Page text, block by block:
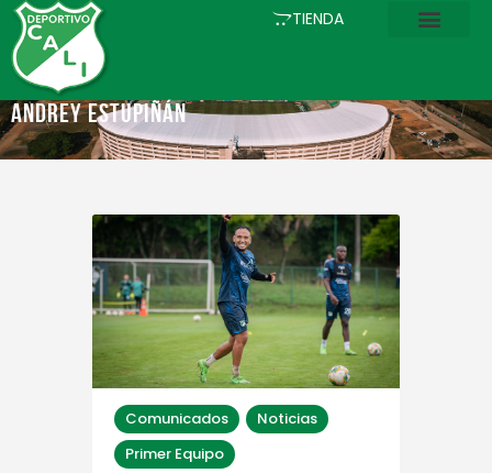
TIENDA
ANDREY ESTUPIÑÁN
INICIO
COMUNICACIONES
EL CLUB
FÚTBOL
ESTADIO
ASOCIADOS
PQRS
TIENDA
Comunicados
Noticias
Primer Equipo